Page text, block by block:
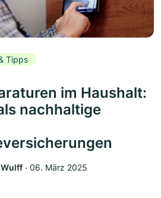
Tipps
im Haushalt:
nachhaltige
‧ 06. März 2025